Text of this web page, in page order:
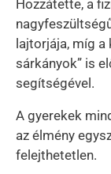
Hozzátette, a
lajtorjája, míg
sárkányok” is
segítségével.
A gyerekek
az élmény
felejthetetlen.